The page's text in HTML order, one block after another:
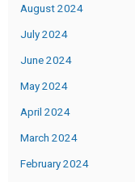
August 2024
July 2024
June 2024
May 2024
April 2024
March 2024
February 2024